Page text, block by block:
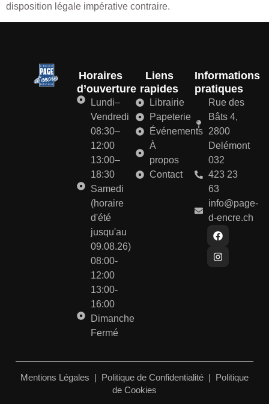
disposition légale impérative contraire.
Horaires
d’ouverture
Lundi–
Vendredi
08:30–
12:00
13:00–
18:30
Samedi
(horaire
d'été
jusqu'au
09.08.26)
08:00-
12:00
13:00-
16:00
Dimanche
Fermé
Liens
rapides
Librairie
Papeterie
Événements
À
propos
Contact
Informations
pratiques
Rue des
Bâts 4,
2800
Delémont
032
423 23
63
info@page-
d-encre.ch
Mentions Légales | Politique de Confidentialité | Politique
de Cookies